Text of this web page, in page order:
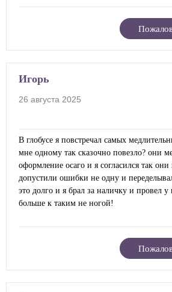
Игорь
26 августа 2025
В глобусе я повстречал самых
мне одному так сказочно повезло? они
оформление осаго и я согласился так они
допустили ошибки не одну и
это долго и я брал за наличку и провел у
больше к таким не ногой!